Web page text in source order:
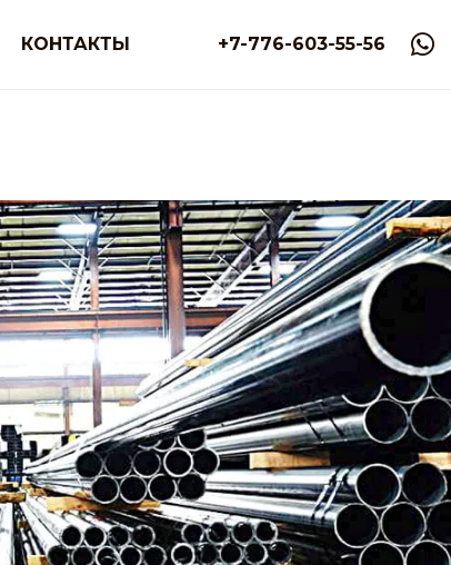
КОНТАКТЫ +7-776-603-55-56